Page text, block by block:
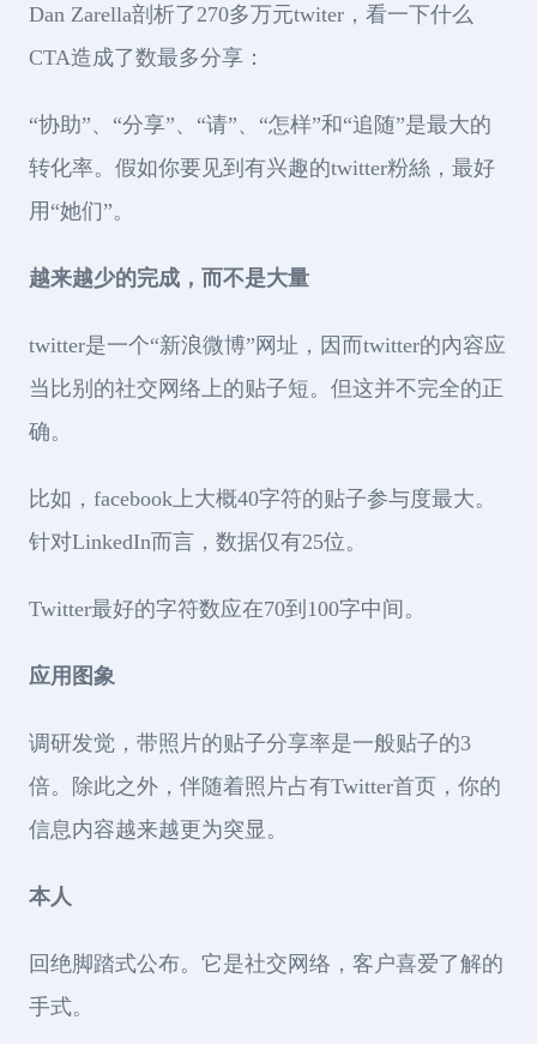
Dan Zarella剖析了270多万元twiter，看一下什么
CTA造成了数最多分享：
“协助”、“分享”、“请”、“怎样”和“追随”是最大的
转化率。假如你要见到有兴趣的twitter粉絲，最好
用“她们”。
越来越少的完成，而不是大量
twitter是一个“新浪微博”网址，因而twitter的內容应
当比别的社交网络上的贴子短。但这并不完全的正
确。
比如，facebook上大概40字符的贴子参与度最大。
针对LinkedIn而言，数据仅有25位。
Twitter最好的字符数应在70到100字中间。
应用图象
调研发觉，带照片的贴子分享率是一般贴子的3
倍。除此之外，伴随着照片占有Twitter首页，你的
信息内容越来越更为突显。
本人
回绝脚踏式公布。它是社交网络，客户喜爱了解的
手式。